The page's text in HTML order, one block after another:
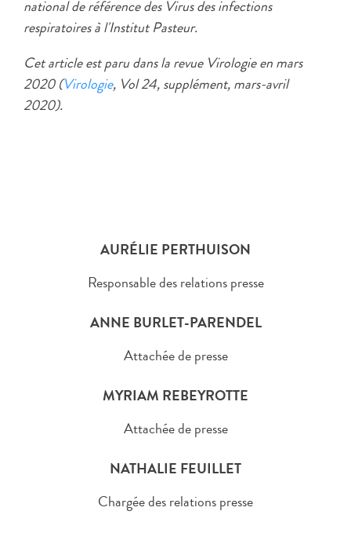
national de référence des Virus des infections
respiratoires à l'Institut Pasteur.
Cet article est paru dans la revue Virologie en mars
2020 (Virologie, Vol 24, supplément, mars-avril
2020).
AURÉLIE PERTHUISON
Responsable des relations presse
ANNE BURLET-PARENDEL
Attachée de presse
MYRIAM REBEYROTTE
Attachée de presse
NATHALIE FEUILLET
Chargée des relations presse